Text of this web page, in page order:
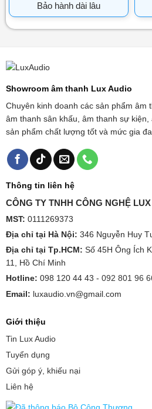
Bảo hành dài lâu
Showroom âm thanh Lux Audio
Chuyên kinh doanh các sản phẩm âm
âm thanh sân khấu, âm thanh sự
sản phẩm chất lượng tốt và mức gia
Thông tin liên hệ
CÔNG TY TNHH CÔNG NGHỆ
MST: 0111269373
Địa chỉ tại Hà Nội: 346 Nguyễn Huy
Địa chỉ tại Tp.HCM: Số 45H Ông Ích
11, Hồ Chí Minh
Hotline: 098 120 44 43 - 092 801 96
Email: luxaudio.vn@gmail.com
Giới thiệu
Tin Lux Audio
Tuyển dụng
Gửi góp ý, khiếu nại
Liên hệ